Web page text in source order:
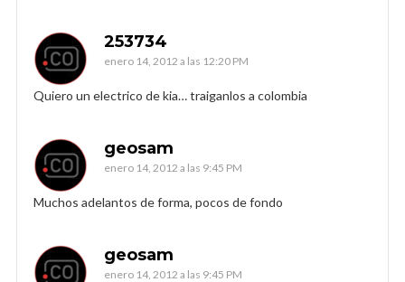
253734
enero 14, 2012 a las 12:20 PM
Quiero un electrico de kia… traiganlos a colombia
geosam
enero 14, 2012 a las 9:45 PM
Muchos adelantos de forma, pocos de fondo
geosam
enero 14, 2012 a las 9:45 PM